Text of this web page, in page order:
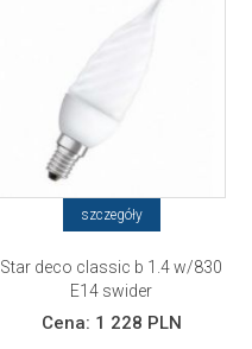
szczegóły
Star deco classic b 1.4 w/830
E14 swider
Cena: 1 228 PLN